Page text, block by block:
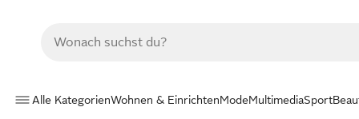
Alle KategorienWohnen & EinrichtenModeMultimediaSport